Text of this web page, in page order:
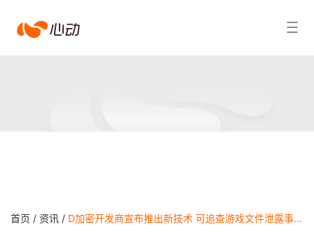
爱搜索结果
首页 / 资讯 / D加密开发商宣布推出新技术 可追查游戏文件泄露事件 - 爱游戏app官方网站